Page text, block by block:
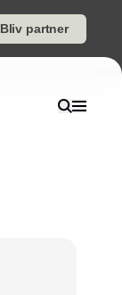
Bliv partner